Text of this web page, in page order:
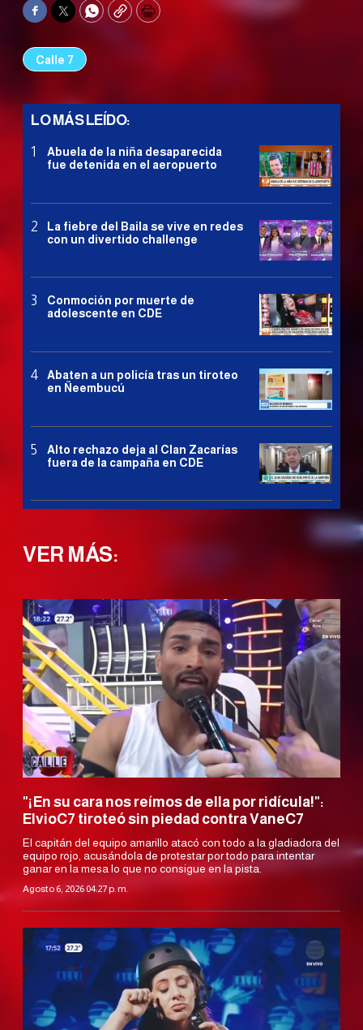
Facebook
TwitterWhatsApp
CopyPrint
Calle 7
LO MÁS LEÍDO:
Abuela de la niña desaparecida
fue detenida en el aeropuerto
La fiebre del Baila se vive en redes
con un divertido challenge
Conmoción por muerte de
adolescente en CDE
Abaten a un policía tras un tiroteo
en Ñeembucú
Alto rechazo deja al Clan Zacarías
fuera de la campaña en CDE
VER MÁS:
"¡En su cara nos reímos de ella por ridícula!":
ElvioC7 tiroteó sin piedad contra VaneC7
El capitán del equipo amarillo atacó con todo a la gladiadora del
equipo rojo, acusándola de protestar por todo para intentar
ganar en la mesa lo que no consigue en la pista.
Agosto 6, 2026 04:27 p. m.